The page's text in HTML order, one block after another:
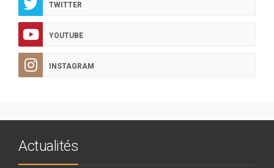
TWITTER
YOUTUBE
INSTAGRAM
Actualités